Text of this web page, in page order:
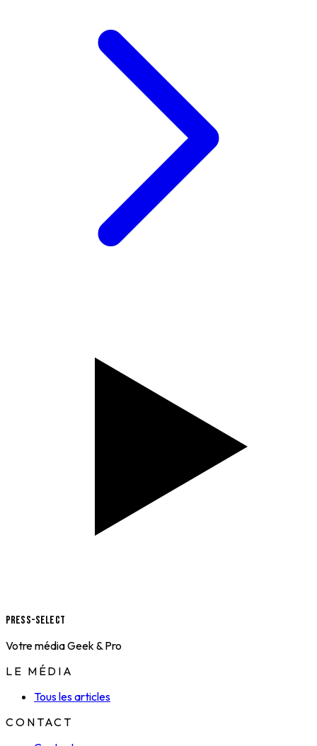
Press-Select
Votre média Geek & Pro
LE MÉDIA
Tous les articles
CONTACT